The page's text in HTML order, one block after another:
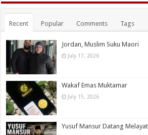
Recent Popular Comments Tags
Jordan, Muslim Suku Maori
July 17, 2026
Wakaf Emas Muktamar
July 15, 2026
Yusuf Mansur Datang